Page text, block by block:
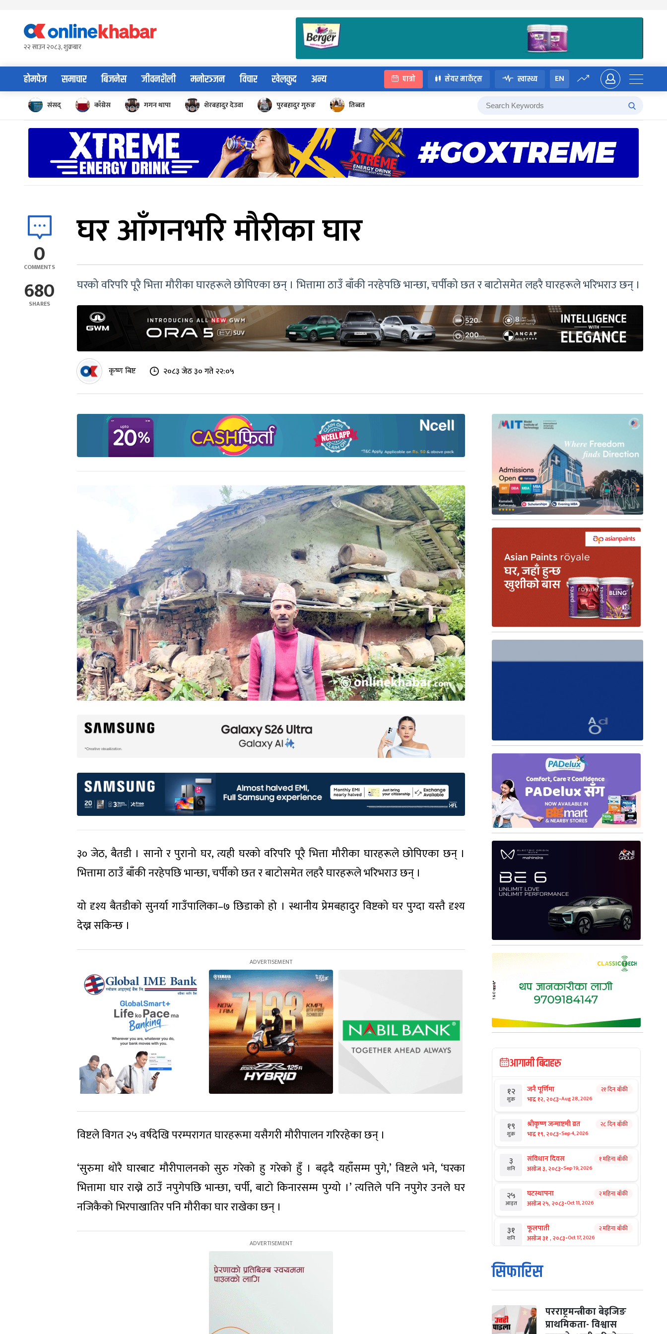
content२२ साउन २०८३, शुक्रबार
होमपेज समाचार बिजनेस जीवनशैली मनोरञ्जन विचार खेलकुद अन्य पात्रो सेयर मार्केट्स स्वास्थ्य EN
संसद् काँग्रेस गगन थापा शेरबहादुर देउवा पुरबहादुर गुरुङ तिब्बत
0
COMMENTS
680
SHARES
घर आँगनभरि मौरीका घार
घरको वरिपरि पूरै भित्ता मौरीका घारहरूले छोपिएका छन् । भित्तामा ठाउँ बाँकी नरहेपछि भान्छा, चर्पीको छत र बाटोसमेत लहरै घारहरूले भरिभराउ छन् ।
कृष्ण बिष्ट २०८३ जेठ ३० गते २२:०५
३० जेठ, बैतडी । सानो र पुरानो घर, त्यही घरको वरिपरि पूरै भित्ता मौरीका घारहरूले छोपिएका छन् ।
भित्तामा ठाउँ बाँकी नरहेपछि भान्छा, चर्पीको छत र बाटोसमेत लहरै घारहरूले भरिभराउ छन् ।
यो दृश्य बैतडीको सुनर्या गाउँपालिका–७ छिडाको हो । स्थानीय प्रेमबहादुर विष्टको घर पुग्दा यस्तै दृश्य
देख्न सकिन्छ ।
विष्टले विगत २५ वर्षदेखि परम्परागत घारहरूमा यसैगरी मौरीपालन गरिरहेका छन् ।
‘सुरुमा थोरै घारबाट मौरीपालनको सुरु गरेको हु गरेको हुँ । बढ्दै यहाँसम्म पुगे,’ विष्टले भने, ‘घरका
भित्तामा घार राख्ने ठाउँ नपुगेपछि भान्छा, चर्पी, बाटो किनारसम्म पुग्यो ।’ त्यत्तिले पनि नपुगेर उनले घर
नजिकैको भिरपाखातिर पनि मौरीका घार राखेका छन् ।
आगामी बिदाहरु
१२
शुक्र
जनै पूर्णिमा
भाद्र १२, २०८३-Aug 28, 2026
२१ दिन बाँकी
१९
शुक्र
श्रीकृष्ण जन्माष्टमी व्रत
भाद्र १९, २०८३-Sep 4, 2026
२८ दिन बाँकी
३
शनि
संविधान दिवस
असोज ३, २०८३-Sep 19, 2026
१ महिना बाँकी
२५
आइत
घटस्थापना
असोज २५, २०८३-Oct 11, 2026
२ महिना बाँकी
३१
शनि
फूलपाती
असोज ३१ , २०८३-Oct 17, 2026
२ महिना बाँकी
१
आइत
कार्तिक सङ्क्रान्ति
कार्तिक १, २०८३
मंगल कार्तिक ३, २०८३-Oct 20, 2026
सिफारिस
परराष्ट्रमन्त्रीका बेइजिङ
प्राथमिकता- विश्वास